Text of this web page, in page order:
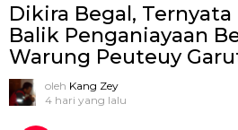
Dikira Begal,
Balik Penganiayaan
Warung Peuteuy
oleh Kang Zey
4 hari yang lalu